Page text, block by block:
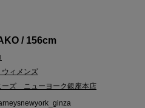
/ 156cm
ウィメンズ
ーズ ニューヨーク銀座本店